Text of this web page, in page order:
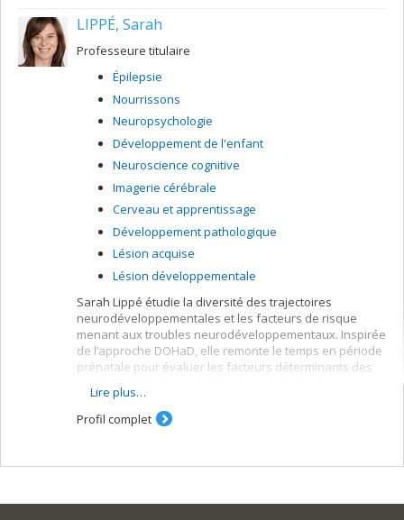
autres systèmes sensoriels intacts en utilisant une
LIPPÉ, Sarah
Professeure titulaire
Épilepsie
Nourrissons
Neuropsychologie
Développement de l'enfant
Neuroscience cognitive
Imagerie cérébrale
Cerveau et apprentissage
Développement pathologique
Lésion acquise
Lésion développementale
Sarah Lippé étudie la diversité des trajectoires
neurodéveloppementales et les facteurs de risque
menant aux troubles neurodéveloppementaux. Inspirée
de l’approche DOHaD, elle remonte le temps en période
prénatale pour évaluer les facteurs déterminants des
convulsion). Par ailleurs, elle a développé des
biomarqueurs de l'activité cérébrale, sensibles à la
maturation cérébrale et au développement cognitif. Elle
d'imagerie pour délimiter les mécanismes étiologiques
Lire plus…
Profil complet